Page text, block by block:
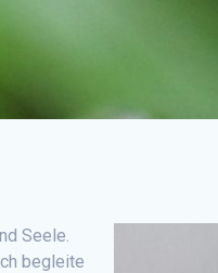
Seele.
begleite